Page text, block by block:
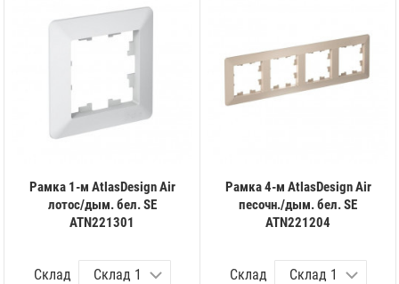
Рамка 1-м AtlasDesign Air
лотос/дым. бел. SE
ATN221301
Склад
Рамка 4-м AtlasDesign Air
песочн./дым. бел. SE
ATN221204
Склад